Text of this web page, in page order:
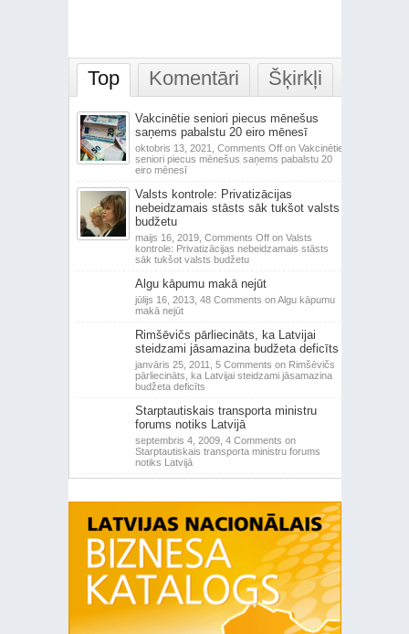
Top Komentāri Šķirkļi
Vakcinētie seniori piecus mēnešus
saņems pabalstu 20 eiro mēnesī
oktobris 13, 2021, Comments Offon Vakcinētie
seniori piecus mēnešus saņems pabalstu 20
eiro mēnesī
Valsts kontrole: Privatizācijas
nebeidzamais stāsts sāk tukšot valsts
budžetu
maijs 16, 2019, Comments Offon Valsts
kontrole: Privatizācijas nebeidzamais stāsts
sāk tukšot valsts budžetu
Algu kāpumu makā nejūt
jūlijs 16, 2013, 48 Comments on Algu kāpumu
makā nejūt
Rimšēvičs pārliecināts, ka Latvijai
steidzami jāsamazina budžeta deficīts
janvāris 25, 2011, 5 Comments on Rimšēvičs
pārliecināts, ka Latvijai steidzami jāsamazina
budžeta deficīts
Starptautiskais transporta ministru
forums notiks Latvijā
septembris 4, 2009, 4 Comments on
Starptautiskais transporta ministru forums
notiks Latvijā